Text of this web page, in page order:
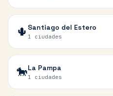
🌵 Santiago del Estero
1 ciudades
🐎La Pampa
1 ciudades